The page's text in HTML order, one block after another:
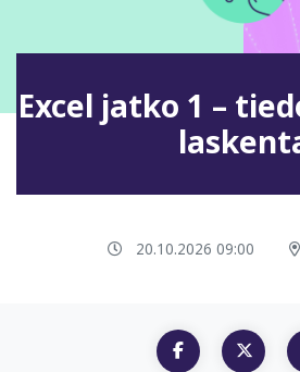
Excel jatko 1 –
20.10.2026 09:00